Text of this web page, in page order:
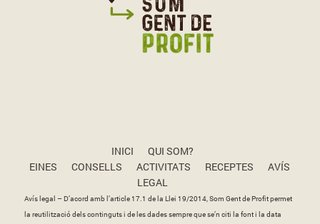
INICI
QUI SOM?
EINES
CONSELLS ACTIVITATS RECEPTES
AVÍS
LEGAL
Avís legal – D’acord amb l’article 17.1 de la Llei 19/2014, Som Gent de Profit permet
la reutilització dels continguts i de les dades sempre que se’n citi la font i la data